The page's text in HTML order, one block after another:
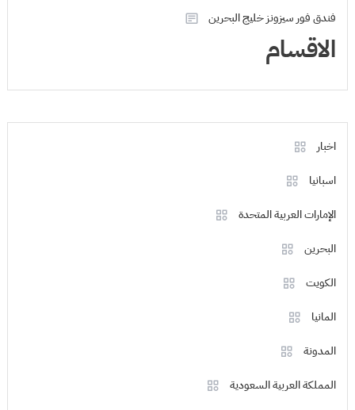
فندق فور سيزونز خليج البحرين
الاقسام
اخبار
اسبانيا
الإمارات العربية المتحدة
البحرين
الكويت
المانيا
المدونة
المملكة العربية السعودية